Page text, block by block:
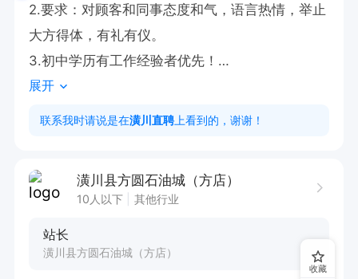
2.要求：对顾客和同事态度和气，语言热情，举止
大方得体，有礼有仪。
3.初中学历有工作经验者优先！
4.站内提供三餐，临时小憩室洗澡间！
5.提供底薪和优厚提成分成奖励。
展开
联系我时请说是在潢川直聘 上看到的，谢谢！
潢川县方圆石油城（方店）
10人以下 其他行业
站长
潢川县方圆石油城（方店）
收藏